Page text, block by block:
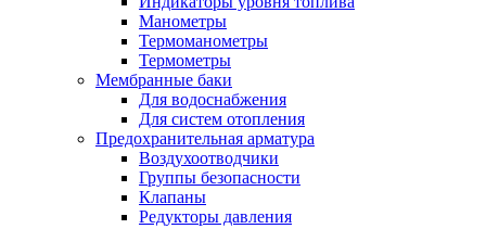
Манометры
Термоманометры
Термометры
Мембранные баки
Для водоснабжения
Для систем отопления
Предохранительная арматура
Воздухоотводчики
Группы безопасности
Клапаны
Редукторы давления